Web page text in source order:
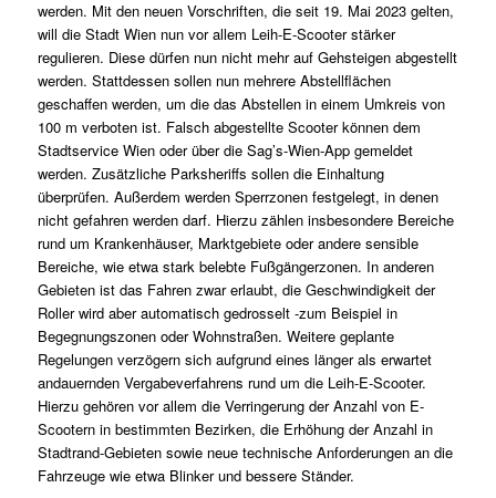
werden. Mit den neuen Vorschriften, die seit 19. Mai 2023 gelten,
will die Stadt Wien nun vor allem Leih-E-Scooter stärker
regulieren. Diese dürfen nun nicht mehr auf Gehsteigen abgestellt
werden. Stattdessen sollen nun mehrere Abstellflächen
geschaffen werden, um die das Abstellen in einem Umkreis von
100 m verboten ist. Falsch abgestellte Scooter können dem
Stadtservice Wien oder über die Sag’s-Wien-App gemeldet
werden. Zusätzliche Parksheriffs sollen die Einhaltung
überprüfen. Außerdem werden Sperrzonen festgelegt, in denen
nicht gefahren werden darf. Hierzu zählen insbesondere Bereiche
rund um Krankenhäuser, Marktgebiete oder andere sensible
Bereiche, wie etwa stark belebte Fußgängerzonen. In anderen
Gebieten ist das Fahren zwar erlaubt, die Geschwindigkeit der
Roller wird aber automatisch gedrosselt -zum Beispiel in
Begegnungszonen oder Wohnstraßen. Weitere geplante
Regelungen verzögern sich aufgrund eines länger als erwartet
andauernden Vergabeverfahrens rund um die Leih-E-Scooter.
Hierzu gehören vor allem die Verringerung der Anzahl von E-
Scootern in bestimmten Bezirken, die Erhöhung der Anzahl in
Stadtrand-Gebieten sowie neue technische Anforderungen an die
Fahrzeuge wie etwa Blinker und bessere Ständer.